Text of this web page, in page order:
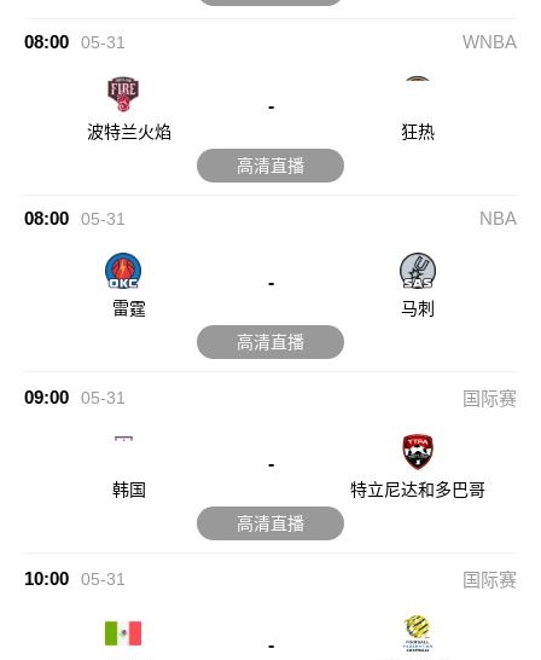
08:00 05-31 WNBA
波特兰火焰
-
狂热
高清直播
08:00 05-31 NBA
雷霆
-
马刺
高清直播
09:00 05-31 国际赛
韩国
-
特立尼达和多巴哥
高清直播
10:00 05-31 国际赛
-